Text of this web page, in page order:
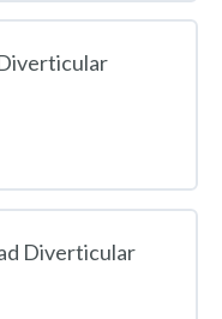
Diverticular